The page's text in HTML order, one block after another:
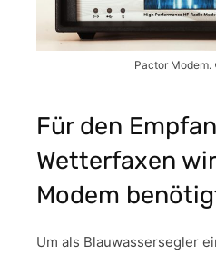
Pactor
Für den
Wetterfaxen
Modem
Um als Blauwassersegler